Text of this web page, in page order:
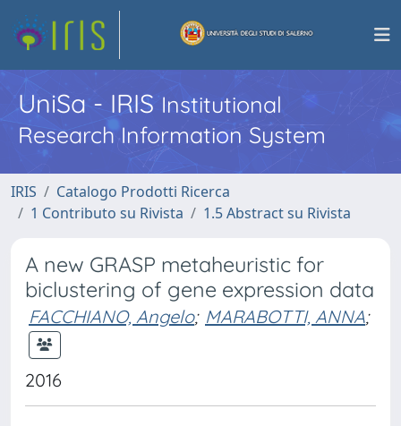
UniSa - IRISInstitutional
Research Information System
IRIS
Catalogo Prodotti Ricerca
1 Contributo su Rivista
1.5 Abstract su Rivista
A new GRASP metaheuristic for
biclustering of gene expression data
FACCHIANO, Angelo; MARABOTTI, ANNA;
2016